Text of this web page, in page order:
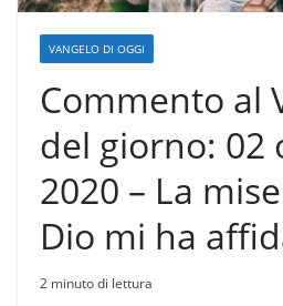
VANGELO DI OGGI
Commento al
del giorno: 02
2020 – La
Dio mi ha
2 minuto di lettura